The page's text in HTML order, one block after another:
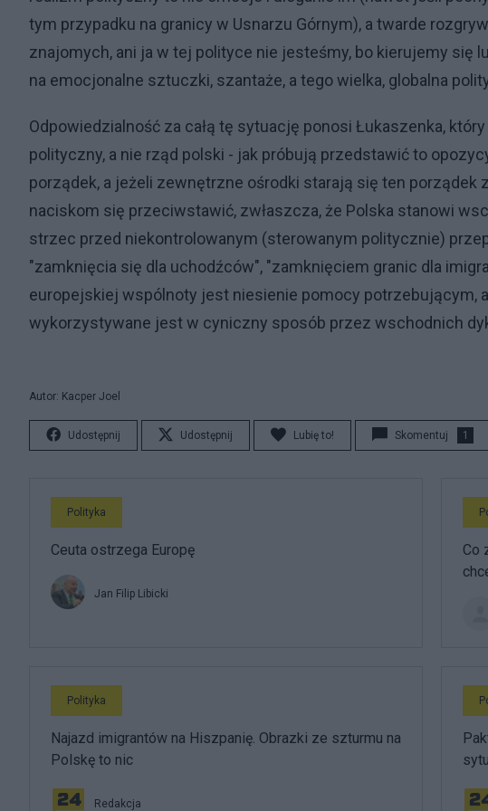
tym przypadku na granicy w Usnarzu Górnym), a twarde
znajomych, ani ja w tej polityce nie jesteśmy, bo kierujemy się
na emocjonalne sztuczki, szantaże, a tego wielka, globalna
Odpowiedzialność za całą tę sytuację ponosi Łukaszenka,
polityczny, a nie rząd polski - jak próbują przedstawić to
porządek, a jeżeli zewnętrzne ośrodki starają się ten porządek
naciskom się przeciwstawić, zwłaszcza, że Polska stanowi
strzec przed niekontrolowanym (sterowanym politycznie)
"zamknięcia się dla uchodźców", "zamknięciem granic dla
europejskiej wspólnoty jest niesienie pomocy potrzebującym,
wykorzystywane jest w cyniczny sposób przez wschodnich
Autor: Kacper Joel
Udostępnij Udostępnij Lubię to! Skomentuj 1
Polityka
Ceuta ostrzega Europę
Jan Filip Libicki
Co
Polityka
Najazd imigrantów na Hiszpanię. Obrazki ze szturmu na
Polskę to nic
Redakcja